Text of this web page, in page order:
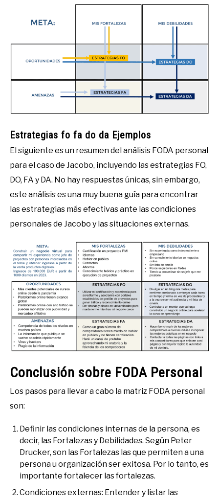
Estrategias fo fa do da Ejemplos
El siguiente es un resumen del análisis FODA personal
para el caso de Jacobo, incluyendo las estrategias FO,
DO, FA y DA. No hay respuestas únicas, sin embargo,
este análisis es una muy buena guía para encontrar
las estrategias más efectivas ante las condiciones
personales de Jacobo y las situaciones externas.
Conclusión sobre FODA Personal
Los pasos para llevar a cabo la matriz FODA personal
son:
Definir las condiciones internas de la persona, es
decir, las Fortalezas y Debilidades. Según Peter
Drucker, son las Fortalezas las que permiten a una
persona u organización ser exitosa. Por lo tanto, es
importante fortalecer las fortalezas.
Condiciones externas: Entender y listar las